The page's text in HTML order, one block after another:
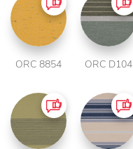
ORC 8854 ORC D104